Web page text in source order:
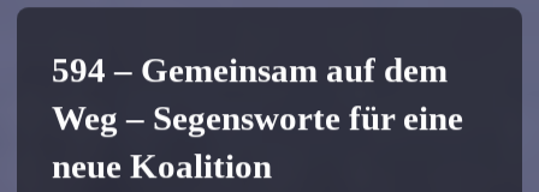
594 – Gemeinsam auf dem
Weg – Segensworte für eine
neue Koalition